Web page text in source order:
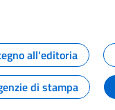
all'editoria
di stampa